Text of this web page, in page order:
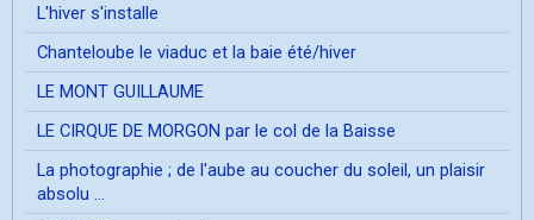
L'hiver s'installe
Chanteloube le viaduc et la baie été/hiver
LE MONT GUILLAUME
LE CIRQUE DE MORGON par le col de la Baisse
La photographie ; de l'aube au coucher du soleil, un plaisir
absolu ...